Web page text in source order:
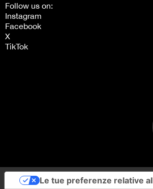
Follow us on:
Instagram
Facebook
X
TikTok
Le tue preferenze relative